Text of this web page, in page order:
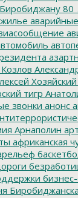
Хозяйский
тигр
звонки анонс
Арнаполин
африканская